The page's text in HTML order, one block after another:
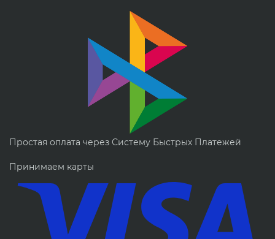
Простая оплата через Систему Быстрых Платежей
Принимаем карты